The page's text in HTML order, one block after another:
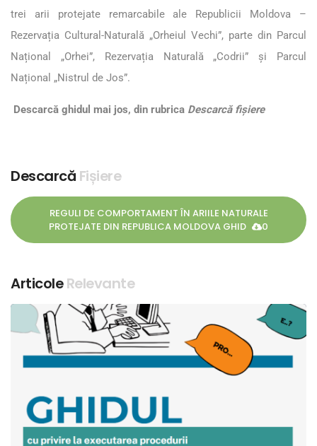
trei arii protejate remarcabile ale Republicii Moldova –
Rezervația Cultural-Naturală „Orheiul Vechi”, parte din Parcul
Național „Orhei”, Rezervația Naturală „Codrii” și Parcul
Național „Nistrul de Jos”.
Descarcă ghidul mai jos, din rubrica Descarcă fișiere
Descarcă Fișiere
REGULI DE COMPORTAMENT ÎN ARIILE NATURALE
PROTEJATE DIN REPUBLICA MOLDOVA GHID
0
ArticoleRelevante